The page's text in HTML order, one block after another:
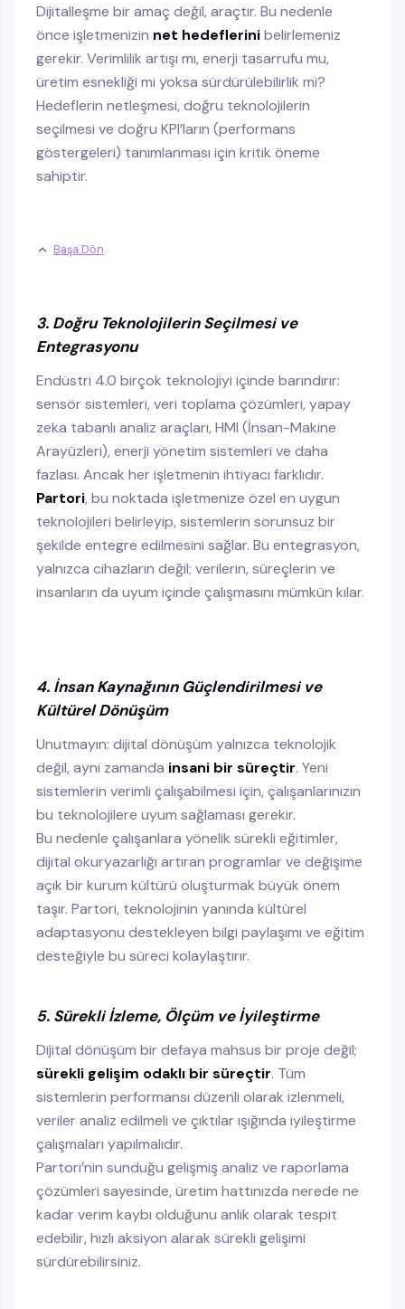
Dijitalleşme bir amaç değil, araçtır. Bu nedenle
önce işletmenizin net hedeflerinibelirlemeniz
gerekir. Verimlilik artışı mı, enerji tasarrufu mu,
üretim esnekliği mi yoksa sürdürülebilirlik mi?
Hedeflerin netleşmesi, doğru teknolojilerin
seçilmesi ve doğru KPI’ların (performans
göstergeleri) tanımlanması için kritik öneme
sahiptir.
Başa Dön
3. Doğru Teknolojilerin Seçilmesi ve
Entegrasyonu
Endüstri 4.0 birçok teknolojiyi içinde barındırır:
sensör sistemleri, veri toplama çözümleri, yapay
zeka tabanlı analiz araçları, HMI (İnsan-Makine
Arayüzleri), enerji yönetim sistemleri ve daha
fazlası. Ancak her işletmenin ihtiyacı farklıdır.
Partori, bu noktada işletmenize özel en uygun
teknolojileri belirleyip, sistemlerin sorunsuz bir
şekilde entegre edilmesini sağlar. Bu entegrasyon,
yalnızca cihazların değil; verilerin, süreçlerin ve
insanların da uyum içinde çalışmasını mümkün kılar.
4. İnsan Kaynağının Güçlendirilmesi ve
Kültürel Dönüşüm
Unutmayın: dijital dönüşüm yalnızca teknolojik
değil, aynı zamanda insani bir süreçtir. Yeni
sistemlerin verimli çalışabilmesi için, çalışanlarınızın
bu teknolojilere uyum sağlaması gerekir.
Bu nedenle çalışanlara yönelik sürekli eğitimler,
dijital okuryazarlığı artıran programlar ve değişime
açık bir kurum kültürü oluşturmak büyük önem
taşır. Partori, teknolojinin yanında kültürel
adaptasyonu destekleyen bilgi paylaşımı ve eğitim
desteğiyle bu süreci kolaylaştırır.
5. Sürekli İzleme, Ölçüm ve İyileştirme
Dijital dönüşüm bir defaya mahsus bir proje değil;
sürekli gelişim odaklı bir süreçtir. Tüm
sistemlerin performansı düzenli olarak izlenmeli,
veriler analiz edilmeli ve çıktılar ışığında iyileştirme
çalışmaları yapılmalıdır.
Partori’nin sunduğu gelişmiş analiz ve raporlama
çözümleri sayesinde, üretim hattınızda nerede ne
kadar verim kaybı olduğunu anlık olarak tespit
edebilir, hızlı aksiyon alarak sürekli gelişimi
sürdürebilirsiniz.